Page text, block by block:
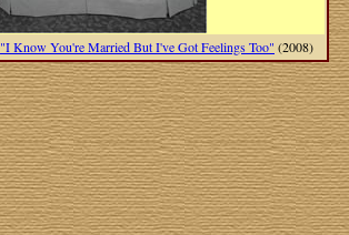
"I Know You're Married But I've Got Feelings Too" (2008)